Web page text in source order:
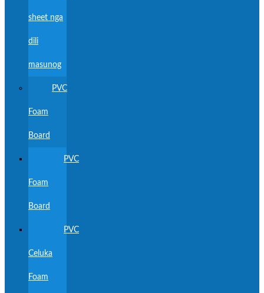
sheet nga
dili
masunog
PVC
Foam
Board
PVC
Foam
Board
PVC
Celuka
Foam